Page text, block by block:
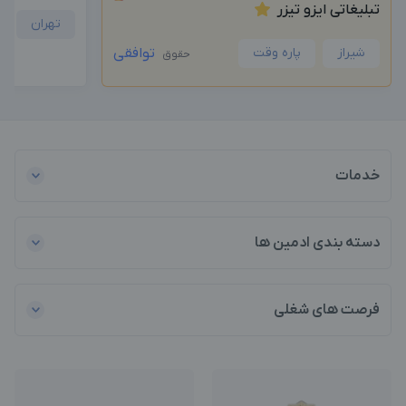
تبلیغاتی ایزو تیزر
شیراز پاره وقت حقوق توافقی
تهران
خدمات
دسته بندی ادمین ها
فرصت های شغلی